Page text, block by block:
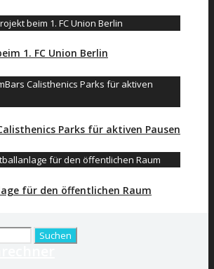
1. FC Union Berlin
Parks für aktiven Pausen
für den öffentlichen Raum